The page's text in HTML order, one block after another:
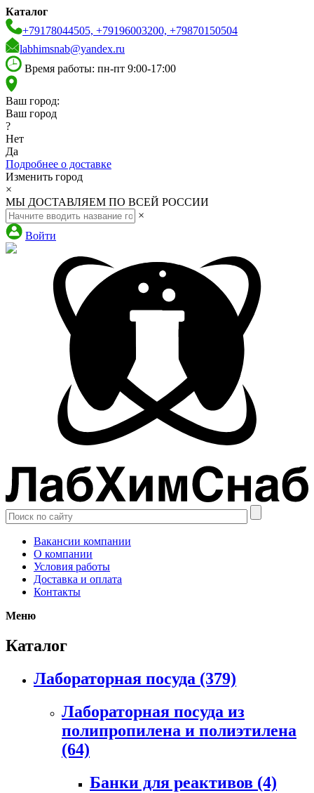
Каталог
+79178044505, +79196003200, +79870150504
labhimsnab@yandex.ru
Время работы: пн-пт 9:00-17:00
Ваш город:
Ваш город
?
Нет
Да
Подробнее о доставке
Изменить город
×
МЫ ДОСТАВЛЯЕМ ПО ВСЕЙ РОССИИ
×
Войти
Вакансии компании
О компании
Условия работы
Доставка и оплата
Контакты
Меню
Каталог
Лабораторная посуда (379)
Лабораторная посуда из
полипропилена и полиэтилена
(64)
Банки для реактивов (4)